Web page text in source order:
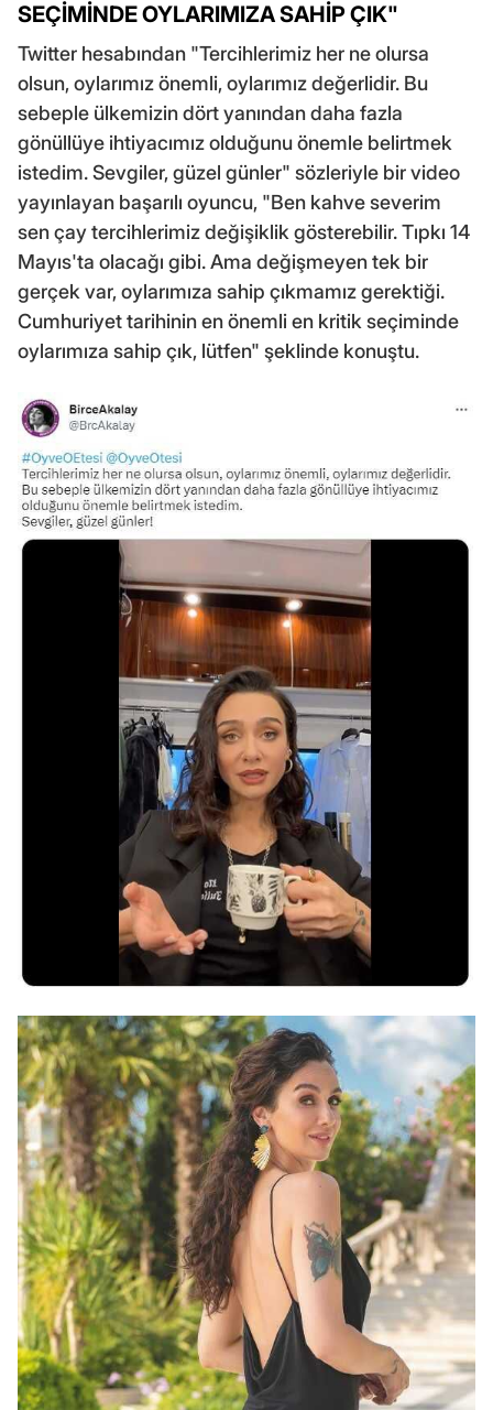
SEÇİMİNDE OYLARIMIZA SAHİP ÇIK"
Twitter hesabından "Tercihlerimiz her ne olursa
olsun, oylarımız önemli, oylarımız değerlidir. Bu
sebeple ülkemizin dört yanından daha fazla
gönüllüye ihtiyacımız olduğunu önemle belirtmek
istedim. Sevgiler, güzel günler" sözleriyle bir video
yayınlayan başarılı oyuncu, "Ben kahve severim
sen çay tercihlerimiz değişiklik gösterebilir. Tıpkı 14
Mayıs'ta olacağı gibi. Ama değişmeyen tek bir
gerçek var, oylarımıza sahip çıkmamız gerektiği.
Cumhuriyet tarihinin en önemli en kritik seçiminde
oylarımıza sahip çık, lütfen" şeklinde konuştu.